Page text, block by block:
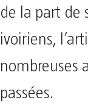
de la part de
ivoiriens,
nombreuses
passées.